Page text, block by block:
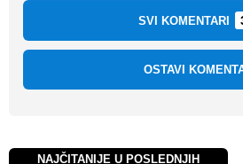
SVI KOMENTARI
OSTAVI
NAJČITANIJE U POSLEDNJIH